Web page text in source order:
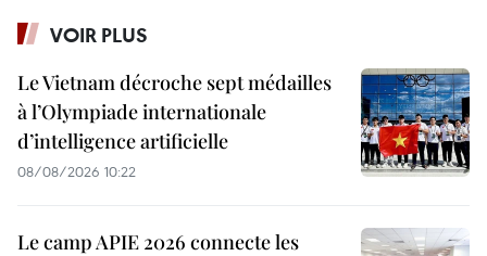
VOIR PLUS
Le Vietnam décroche sept médailles
à l’Olympiade internationale
d’intelligence artificielle
08/08/2026 10:22
Le camp APIE 2026 connecte les